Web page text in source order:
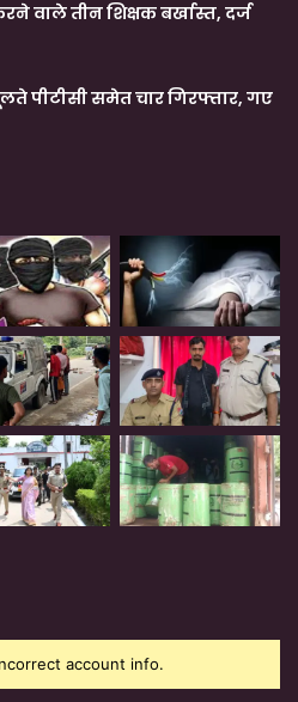
वाले तीन शिक्षक बर्खास्त, दर्ज
पीटीसी समेत चार गिरफ्तार, गए
account info.